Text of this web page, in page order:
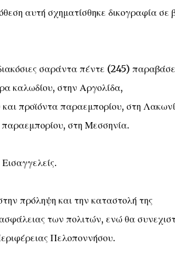
αυτή σχηματίσθηκε δικογραφία σε
σαράντα πέντε (245)
καλωδίου, στην Αργολίδα,
προϊόντα παραεμπορίου, στη
παραεμπορίου, στη Μεσσηνία.
πρόληψη και την καταστολή της
των πολιτών, ενώ θα
Πελοποννήσου.